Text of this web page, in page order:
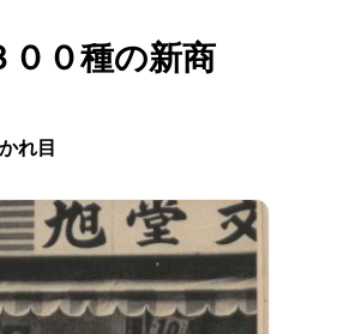
０種の新商
れ目